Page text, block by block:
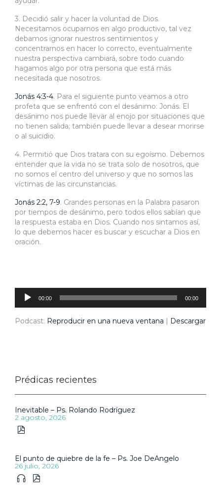
3. Decidió salir y hacer la voluntad de Dios.
Necesitamos ocuparnos en algo productivo, tal vez
debamos ignorar nuestros sentimientos y
concentrarnos en hacer lo correcto, eventualmente
nuestra perspectiva cambiará, sobre todo cuando
hagamos algo por otra persona que está más
necesitada que nosotros.
Jonás 4:3-4. Para el siguiente punto veamos a otro
profeta que se enfrentó con el desánimo: Jonás. El
desánimo nos puede llevar al enojo por situaciones que
no tienen salida; también puede llevar a desear morirse
o al suicidio.
4. Permitió que Dios tratara con su egoísmo. Debemos
entender que la vida no se trata solo de nosotros, que
no somos el centro del universo y que no somos las
víctimas de las circunstancias.
Jonás 2:2, 7-9. Grandes personas en la Palabra pasaron
por tiempos de desánimo, pero todos ellos sabían que
la respuesta estaba en Dios. Cuando nos sintamos así,
lo que debemos hacer es buscar y escuchar a Dios en
oración.
Reproductor
audio 00:00 00:00
Podcast: Reproducir en una nueva ventana | Descargar
Prédicas recientes
Inevitable – Ps. Rolando Rodríguez
2 agosto, 2026

El punto de quiebre de la fe – Ps. Joe DeAngelo
26 julio, 2026
 